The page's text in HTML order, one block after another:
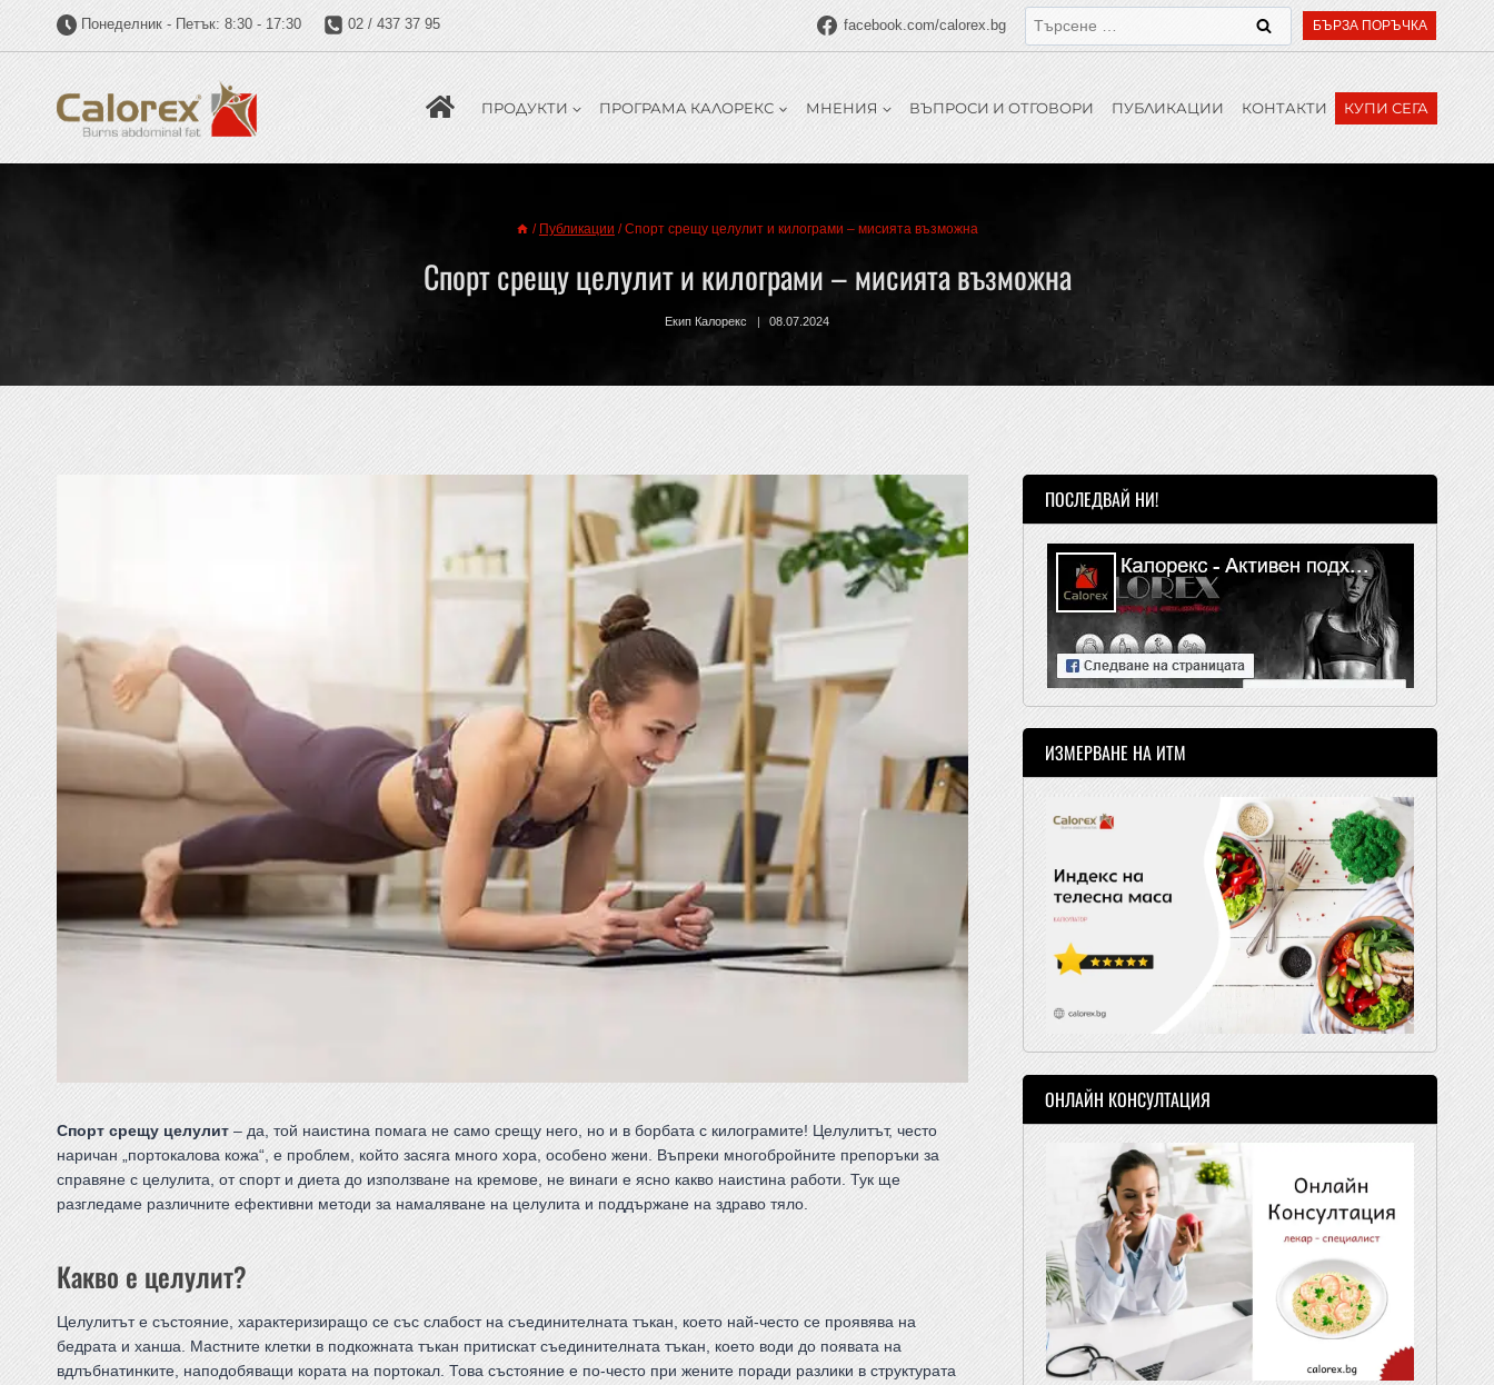
Понеделник - Петък: 8:30 - 17:30 02 / 437 37 95 facebook.com/calorex.bg БЪРЗА ПОРЪЧКА
ПРОДУКТИ ПРОГРАМА КАЛОРЕКС МНЕНИЯ ВЪПРОСИ И ОТГОВОРИ ПУБЛИКАЦИИ КОНТАКТИ КУПИ СЕГА
/ Публикации / Спорт срещу целулит и килограми – мисията възможна
Спорт срещу целулит и килограми – мисията възможна
Екип Калорекс 08.07.2024
Спорт срещу целулит – да, той наистина помага не само срещу него, но и в борбата с килограмите! Целулитът, често
наричан „портокалова кожа“, е проблем, който засяга много хора, особено жени. Въпреки многобройните препоръки за
справяне с целулита, от спорт и диета до използване на кремове, не винаги е ясно какво наистина работи. Тук ще
разгледаме различните ефективни методи за намаляване на целулита и поддържане на здраво тяло.
Какво е целулит?
Целулитът е състояние, характеризиращо се със слабост на съединителната тъкан, което най-често се проявява на
бедрата и ханша. Мастните клетки в подкожната тъкан притискат съединителната тъкан, което води до появата на
вдлъбнатинките, наподобяващи кората на портокал. Това състояние е по-често при жените поради разлики в структурата
ПОСЛЕДВАЙ НИ!
ИЗМЕРВАНЕ НА ИТМ
ОНЛАЙН КОНСУЛТАЦИЯ